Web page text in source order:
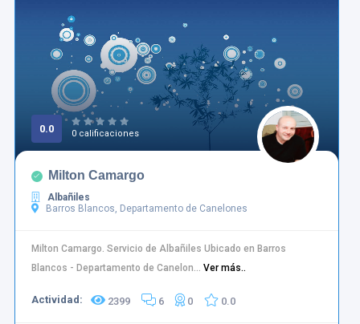
0.0 0 calificaciones
Milton Camargo
Albañiles
Barros Blancos, Departamento de Canelones
Milton Camargo. Servicio de Albañiles Ubicado en Barros
Blancos - Departamento de Canelon... Ver más..
Actividad: 2399 6 0 0.0